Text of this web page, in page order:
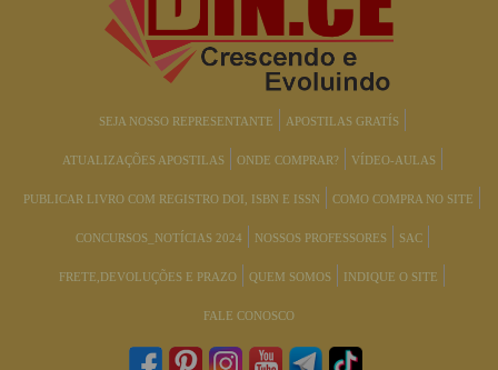
SEJA NOSSO REPRESENTANTE APOSTILAS GRATÍS
ATUALIZAÇÕES APOSTILAS ONDE COMPRAR? VÍDEO-AULAS
PUBLICAR LIVRO COM REGISTRO DOI, ISBN E ISSN COMO COMPRA NO SITE
CONCURSOS_NOTÍCIAS 2024 NOSSOS PROFESSORES SAC
FRETE,DEVOLUÇÕES E PRAZO QUEM SOMOS INDIQUE O SITE
FALE CONOSCO